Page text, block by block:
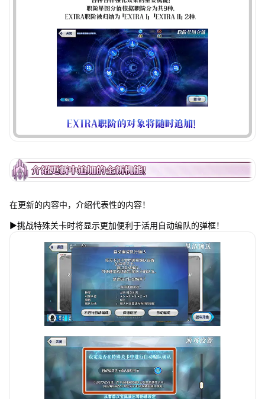
在更新的内容中，介绍代表性的内容！
▶挑战特殊关卡时将显示更加便利于活用自动编队的弹框！